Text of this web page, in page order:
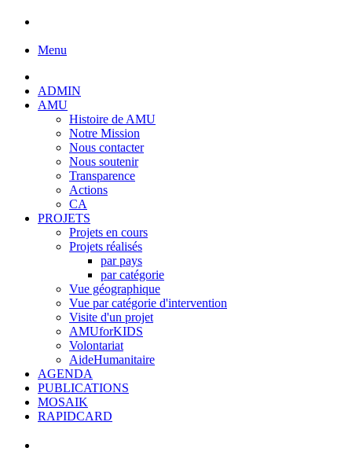
Menu
ADMIN
AMU
Histoire de AMU
Notre Mission
Nous contacter
Nous soutenir
Transparence
Actions
CA
PROJETS
Projets en cours
Projets réalisés
par pays
par catégorie
Vue géographique
Vue par catégorie d'intervention
Visite d'un projet
AMUforKIDS
Volontariat
AideHumanitaire
AGENDA
PUBLICATIONS
MOSAIK
RAPIDCARD